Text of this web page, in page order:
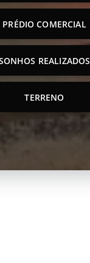
PRÉDIO COMERCIAL
REALIZADOS
TERRENO